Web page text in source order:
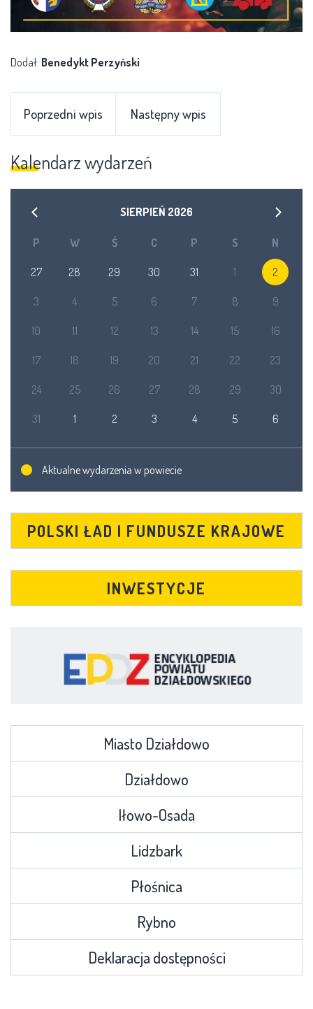
Dodał: Benedykt Perzyński
Poprzedni wpis Następny wpis
Kalendarz wydarzeń
SIERPIEŃ 2026
P W Ś C P S N
27 28 29 30 31 1 2
3 4 5 6 7 8 9
10 11 12 13 14 15 16
17 18 19 20 21 22 23
24 25 26 27 28 29 30
31 1 2 3 4 5 6
Aktualne wydarzenia w powiecie
POLSKI ŁAD I FUNDUSZE KRAJOWE
INWESTYCJE
Miasto Działdowo
Działdowo
Iłowo-Osada
Lidzbark
Płośnica
Rybno
Deklaracja dostępności